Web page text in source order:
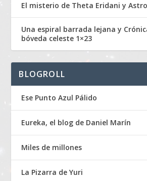
El misterio de Theta Eridani y
Una espiral barrada lejana y
bóveda celeste 1×23
BLOGROLL
Ese Punto Azul Pálido
Eureka, el blog de Daniel Marín
Miles de millones
La Pizarra de Yuri